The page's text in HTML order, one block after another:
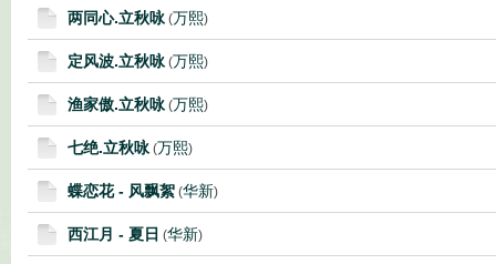
两同心.立秋咏(万熙)
定风波.立秋咏(万熙)
渔家傲.立秋咏(万熙)
七绝.立秋咏(万熙)
蝶恋花 - 风飘絮 (华新)
西江月 - 夏日 (华新)